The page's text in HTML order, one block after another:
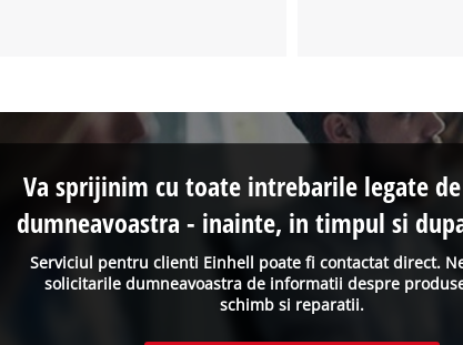
Serviciul pentru clienti Einhell poate fi contactat direct.
solicitarile dumneavoastra de informatii despre
schimb si reparatii.
Va sprijinim cu toate intrebarile legate
dumneavoastra - inainte, in timpul si